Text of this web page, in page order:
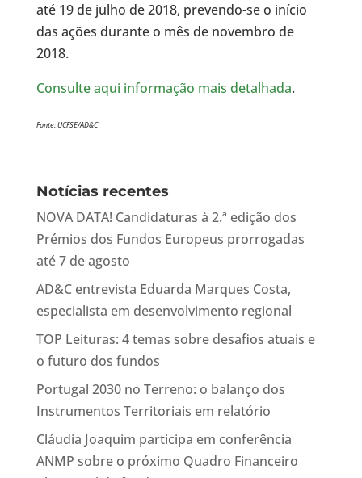
até 19 de julho de 2018, prevendo-se o início
das ações durante o mês de novembro de
2018.
Consulte aqui informação mais detalhada.
Fonte: UCFSE/AD&C
Notícias recentes
NOVA DATA! Candidaturas à 2.ª edição dos
Prémios dos Fundos Europeus prorrogadas
até 7 de agosto
AD&C entrevista Eduarda Marques Costa,
especialista em desenvolvimento regional
TOP Leituras: 4 temas sobre desafios atuais e
o futuro dos fundos
Portugal 2030 no Terreno: o balanço dos
Instrumentos Territoriais em relatório
Cláudia Joaquim participa em conferência
ANMP sobre o próximo Quadro Financeiro